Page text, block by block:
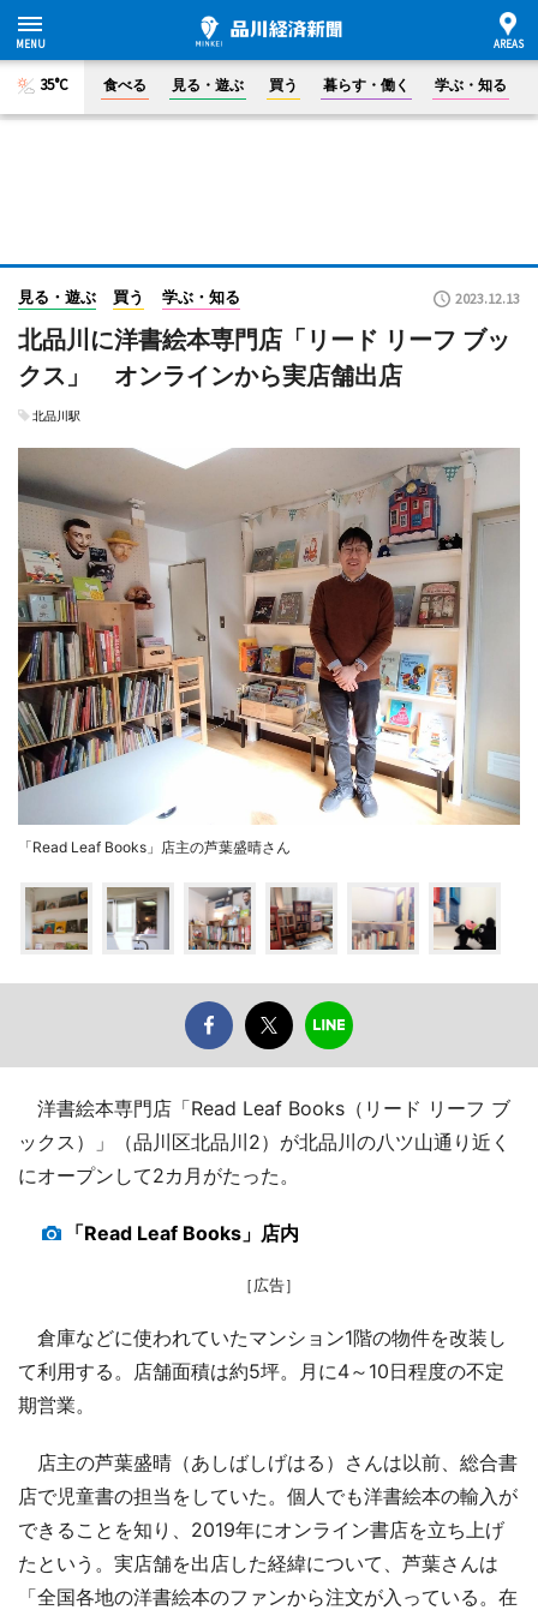
35°C 食べる 見る・遊ぶ 買う 暮らす・働く 学ぶ・知る
見る・遊ぶ 買う 学ぶ・知る 2023.12.13
北品川に洋書絵本専門店「リード リーフ ブッ
クス」 オンラインから実店舗出店
北品川駅
「Read Leaf Books」店主の芦葉盛晴さん
洋書絵本専門店「Read Leaf Books（リード リーフ ブ
ックス）」（品川区北品川2）が北品川の八ツ山通り近く
にオープンして2カ月がたった。
「Read Leaf Books」店内
［広告］
倉庫などに使われていたマンション1階の物件を改装し
て利用する。店舗面積は約5坪。月に4～10日程度の不定
期営業。
店主の芦葉盛晴（あしばしげはる）さんは以前、総合書
店で児童書の担当をしていた。個人でも洋書絵本の輸入が
できることを知り、2019年にオンライン書店を立ち上げ
たという。実店舗を出店した経緯について、芦葉さんは
「全国各地の洋書絵本のファンから注文が入っている。在